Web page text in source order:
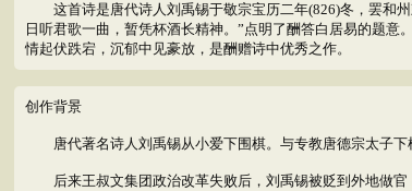
这首诗是唐代诗人刘禹锡于敬宗宝历二年(826)冬，罢和州
日听君歌一曲，暂凭杯酒长精神。”点明了酬答白居易的题
情起伏跌宕，沉郁中见豪放，是酬赠诗中优秀之作。
创作背景
唐代著名诗人刘禹锡从小爱下围棋。与专教唐德宗太子下
后来王叔文集团政治改革失败后，刘禹锡被贬到外地做官